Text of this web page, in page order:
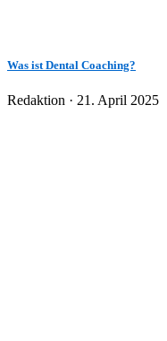
Was ist Dental Coaching?
Redaktion · Veröffentlicht
21. April 2025